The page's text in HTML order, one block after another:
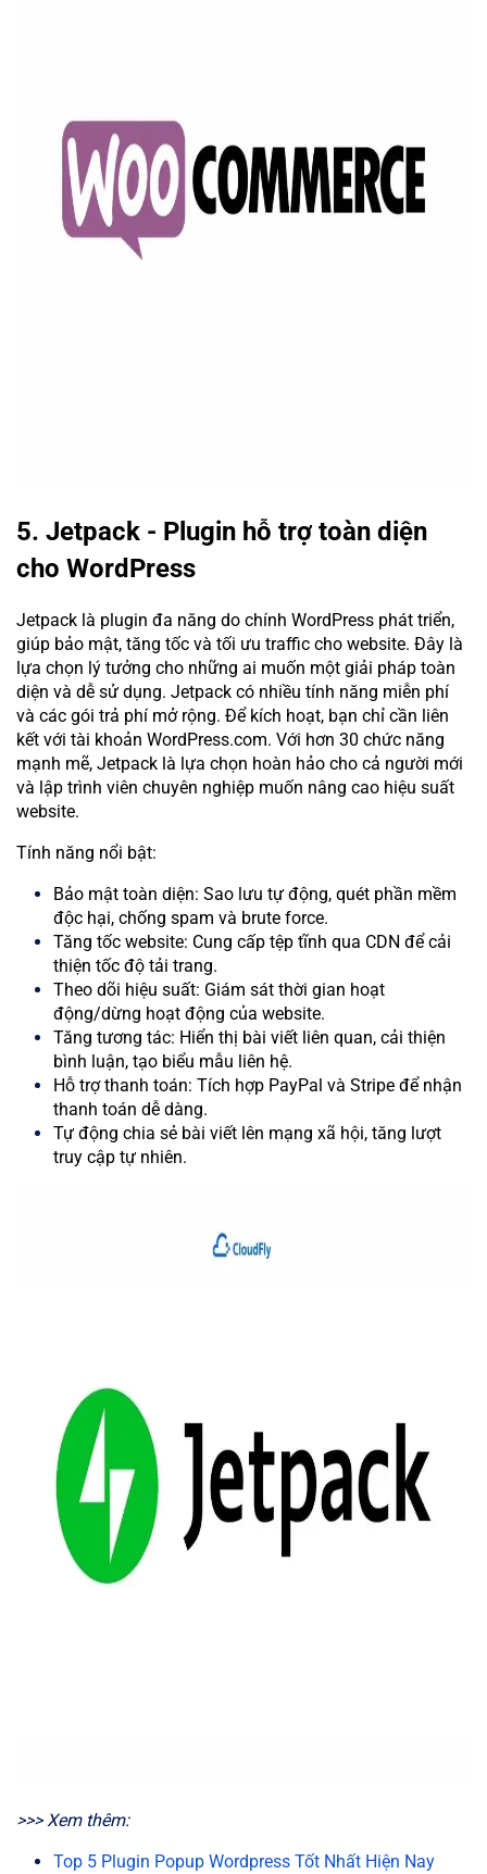
5. Jetpack - Plugin hỗ trợ toàn diện
cho WordPress
Jetpack là plugin đa năng do chính WordPress phát triển,
giúp bảo mật, tăng tốc và tối ưu traffic cho website. Đây là
lựa chọn lý tưởng cho những ai muốn một giải pháp toàn
diện và dễ sử dụng. Jetpack có nhiều tính năng miễn phí
và các gói trả phí mở rộng. Để kích hoạt, bạn chỉ cần liên
kết với tài khoản WordPress.com. Với hơn 30 chức năng
mạnh mẽ, Jetpack là lựa chọn hoàn hảo cho cả người mới
và lập trình viên chuyên nghiệp muốn nâng cao hiệu suất
website.
Tính năng nổi bật:
Bảo mật toàn diện: Sao lưu tự động, quét phần mềm
độc hại, chống spam và brute force.
Tăng tốc website: Cung cấp tệp tĩnh qua CDN để cải
thiện tốc độ tải trang.
Theo dõi hiệu suất: Giám sát thời gian hoạt
động/dừng hoạt động của website.
Tăng tương tác: Hiển thị bài viết liên quan, cải thiện
bình luận, tạo biểu mẫu liên hệ.
Hỗ trợ thanh toán: Tích hợp PayPal và Stripe để nhận
thanh toán dễ dàng.
Tự động chia sẻ bài viết lên mạng xã hội, tăng lượt
truy cập tự nhiên.
>>> Xem thêm:
Top 5 Plugin Popup Wordpress Tốt Nhất Hiện Nay